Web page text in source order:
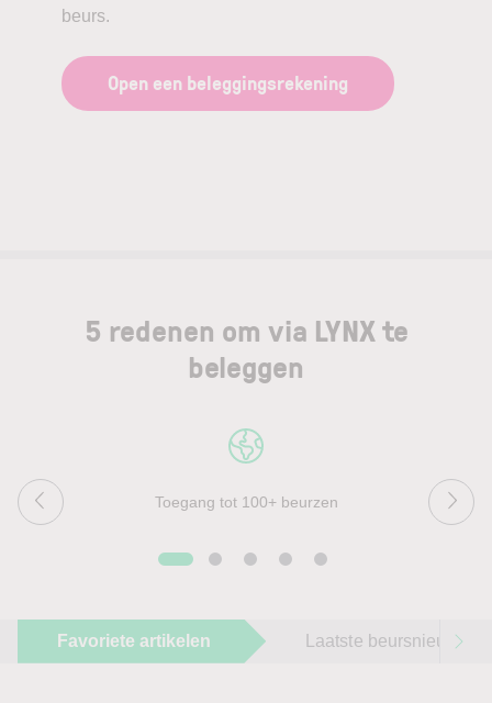
beurs.
Open een beleggingsrekening
5 redenen om via LYNX te
beleggen
Toegang tot 100+ beurzen
Favoriete artikelen Laatste beursnieuws